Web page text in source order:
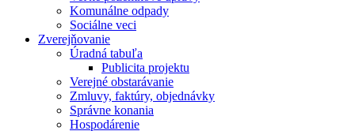
Komunálne odpady
Sociálne veci
Zverejňovanie
Úradná tabuľa
Publicita projektu
Verejné obstarávanie
Zmluvy, faktúry, objednávky
Správne konania
Hospodárenie